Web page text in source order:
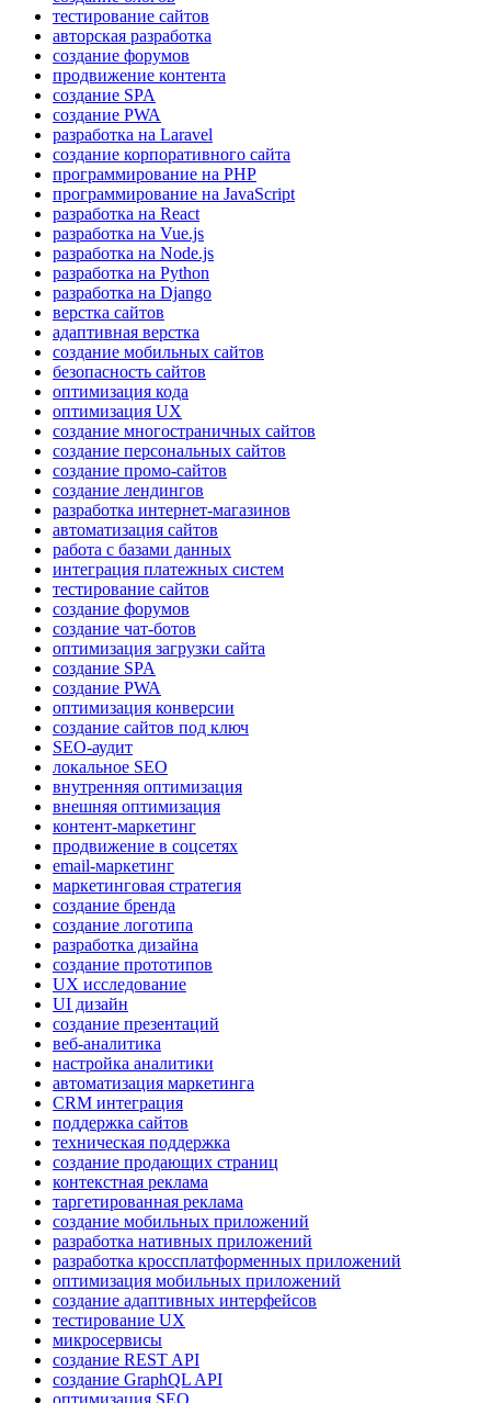
тестирование сайтов
авторская разработка
создание форумов
продвижение контента
создание SPA
создание PWA
разработка на Laravel
создание корпоративного сайта
программирование на PHP
программирование на JavaScript
разработка на React
разработка на Vue.js
разработка на Node.js
разработка на Python
разработка на Django
верстка сайтов
адаптивная верстка
создание мобильных сайтов
безопасность сайтов
оптимизация кода
оптимизация UX
создание многостраничных сайтов
создание персональных сайтов
создание промо-сайтов
создание лендингов
разработка интернет-магазинов
автоматизация сайтов
работа с базами данных
интеграция платежных систем
тестирование сайтов
создание форумов
создание чат-ботов
оптимизация загрузки сайта
создание SPA
создание PWA
оптимизация конверсии
создание сайтов под ключ
SEO-аудит
локальное SEO
внутренняя оптимизация
внешняя оптимизация
контент-маркетинг
продвижение в соцсетях
email-маркетинг
маркетинговая стратегия
создание бренда
создание логотипа
разработка дизайна
создание прототипов
UX исследование
UI дизайн
создание презентаций
веб-аналитика
настройка аналитики
автоматизация маркетинга
CRM интеграция
поддержка сайтов
техническая поддержка
создание продающих страниц
контекстная реклама
таргетированная реклама
создание мобильных приложений
разработка нативных приложений
разработка кроссплатформенных приложений
оптимизация мобильных приложений
создание адаптивных интерфейсов
тестирование UX
микросервисы
создание REST API
создание GraphQL API